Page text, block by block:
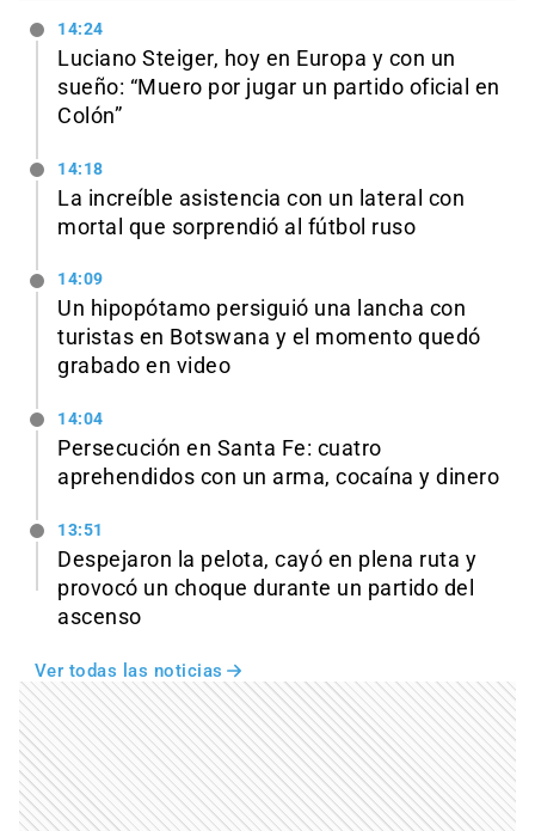
14:24
Luciano Steiger, hoy en Europa y con un
sueño: “Muero por jugar un partido oficial en
Colón”
14:18
La increíble asistencia con un lateral con
mortal que sorprendió al fútbol ruso
14:09
Un hipopótamo persiguió una lancha con
turistas en Botswana y el momento quedó
grabado en video
14:04
Persecución en Santa Fe: cuatro
aprehendidos con un arma, cocaína y dinero
13:51
Despejaron la pelota, cayó en plena ruta y
provocó un choque durante un partido del
ascenso
Ver todas las noticias